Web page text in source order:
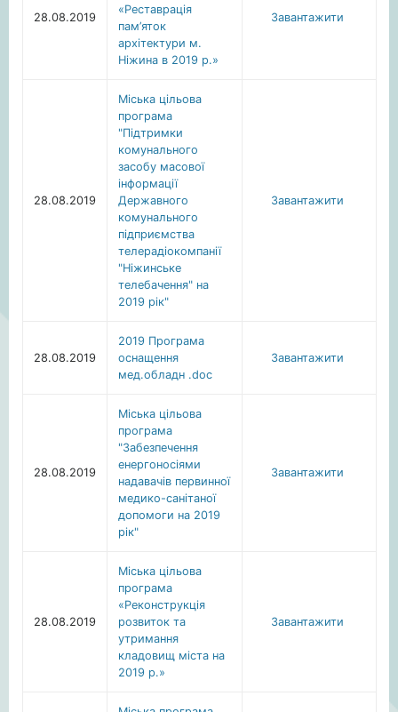
28.08.2019
«Реставрація
пам’яток
архітектури м.
Ніжина в 2019 р.»
Завантажити
28.08.2019
Міська цільова
програма
"Підтримки
комунального
засобу масової
інформації
Державного
комунального
підприємства
телерадіокомпанії
"Ніжинське
телебачення" на
2019 рік"
Завантажити
28.08.2019
2019 Програма
оснащення
мед.обладн .doc
Завантажити
28.08.2019
Міська цільова
програма
"Забезпечення
енергоносіями
надавачів первинної
медико-санітаної
допомоги на 2019
рік"
Завантажити
28.08.2019
Міська цільова
програма
«Реконструкція
розвиток та
утримання
кладовищ міста на
2019 р.»
Завантажити